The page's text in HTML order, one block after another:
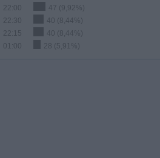
22:00
47 (9,92%)
22:30
40 (8,44%)
22:15
40 (8,44%)
28 (5,91%)